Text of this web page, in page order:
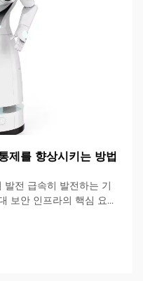
제를 향상시키는 방법
전 급속히 발전하는 기
보안 인프라의 핵심 요소
결합하여 설계되었습니